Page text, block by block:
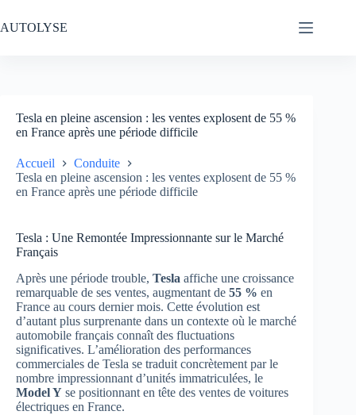
au
contenu
AUTOLYSE
Tesla en pleine ascension : les ventes explosent de 55 %
en France après une période difficile
Accueil
Conduite
Tesla en pleine ascension : les ventes explosent de 55 %
en France après une période difficile
Tesla : Une Remontée Impressionnante sur le Marché
Français
Après une période trouble, Tesla affiche une croissance
remarquable de ses ventes, augmentant de 55 % en
France au cours dernier mois. Cette évolution est
d’autant plus surprenante dans un contexte où le marché
automobile français connaît des fluctuations
significatives. L’amélioration des performances
commerciales de Tesla se traduit concrètement par le
nombre impressionnant d’unités immatriculées, le
Model Y se positionnant en tête des ventes de voitures
électriques en France.